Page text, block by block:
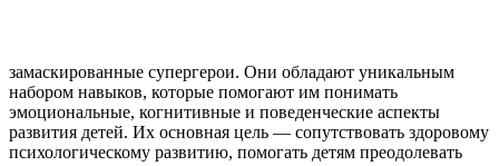
замаскированные супергерои. Они обладают уникальным
набором навыков, которые помогают им понимать
эмоциональные, когнитивные и поведенческие аспекты
развития детей. Их основная цель — сопутствовать здоровому
психологическому развитию, помогать детям преодолевать